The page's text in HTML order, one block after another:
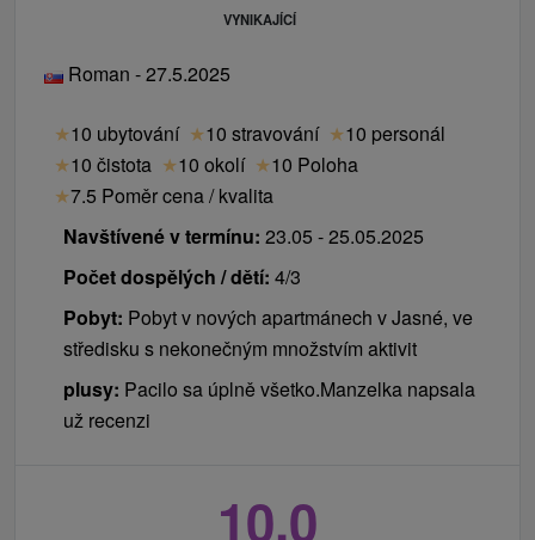
VYNIKAJÍCÍ
Roman - 27.5.2025
★10 ubytování ★10 stravování ★10 personál
★10 čistota ★10 okolí ★10 Poloha
★7.5 Poměr cena / kvalita
Navštívené v termínu: 23.05 - 25.05.2025
Počet dospělých / dětí: 4/3
Pobyt: Pobyt v nových apartmánech v Jasné, ve
středisku s nekonečným množstvím aktivit
plusy: Pacilo sa úplně všetko.Manzelka napsala
už recenzi
10,0